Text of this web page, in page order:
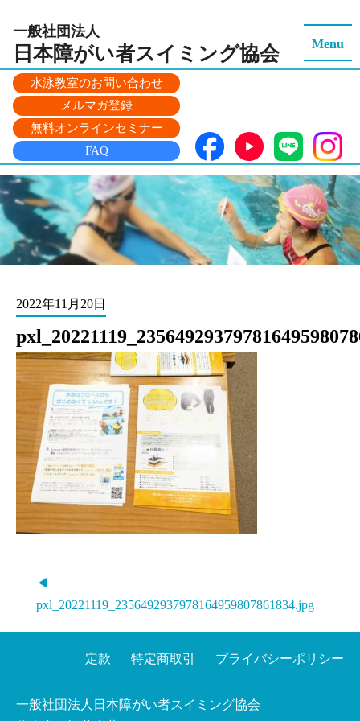
一般社団法人
日本障がい者スイミング協会
水泳教室のお問い合わせ
メルマガ登録
無料オンラインセミナー
FAQ
Menu
2022年11月20日
◀
pxl_20221119_2356492937978164959807861834.jpg
一般社団法人日本障がい者スイミング協会
定款 特定商取引 プライバシーポリシー